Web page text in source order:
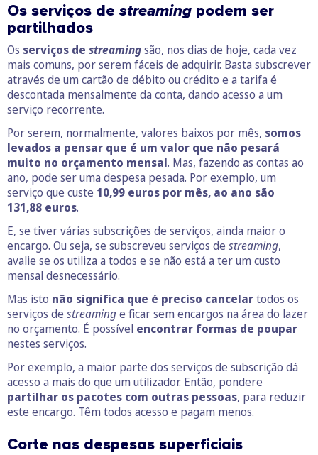
Os serviços destreaming podem ser
partilhados
Os serviços de streamingsão, nos dias de hoje, cada vez
mais comuns, por serem fáceis de adquirir. Basta subscrever
através de um cartão de débito ou crédito e a tarifa é
descontada mensalmente da conta, dando acesso a um
serviço recorrente.
Por serem, normalmente, valores baixos por mês, somos
levados a pensar que é um valor que não pesará
muito no orçamento mensal. Mas, fazendo as contas ao
ano, pode ser uma despesa pesada. Por exemplo, um
serviço que custe 10,99 euros por mês, ao ano são
131,88 euros.
E, se tiver várias subscrições de serviços, ainda maior o
encargo. Ou seja, se subscreveu serviços de streaming,
avalie se os utiliza a todos e se não está a ter um custo
mensal desnecessário.
Mas isto não significa que é preciso cancelartodos os
serviços de streaminge ficar sem encargos na área do lazer
no orçamento. É possível encontrar formas de poupar
nestes serviços.
Por exemplo, a maior parte dos serviços de subscrição dá
acesso a mais do que um utilizador. Então, pondere
partilhar os pacotes com outras pessoas, para reduzir
este encargo. Têm todos acesso e pagam menos.
Corte nas despesas superficiais